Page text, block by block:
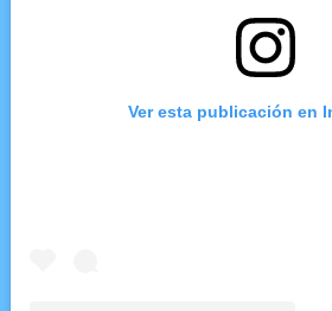
Ver esta publicación en